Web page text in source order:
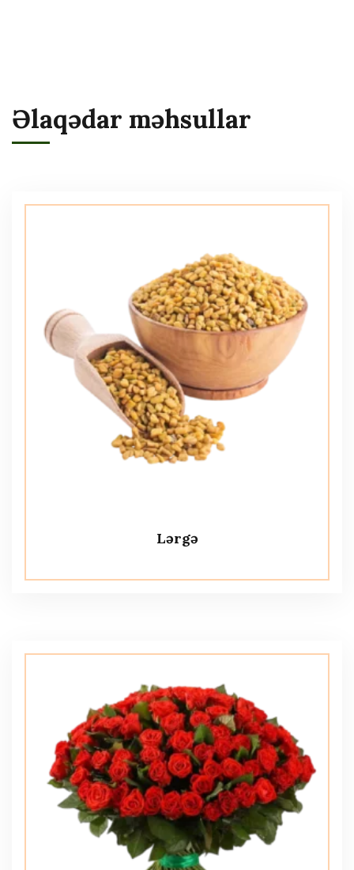
Əlaqədar məhsullar
Lərgə